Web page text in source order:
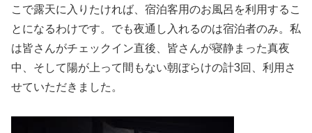
こで露天に入りたければ、宿泊客用のお風呂を利用するこ
とになるわけです。でも夜通し入れるのは宿泊者のみ。私
は皆さんがチェックイン直後、皆さんが寝静まった真夜
中、そして陽が上って間もない朝ぼらけの計3回、利用さ
せていただきました。